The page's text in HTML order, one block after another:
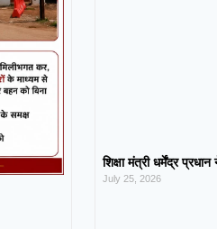
शिक्षा मंत्री धर्मेंद्र
July 25, 2026